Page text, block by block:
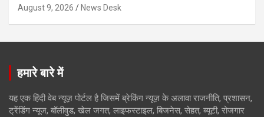
August 9, 2026 News Desk
हमारे बारे में
यह एक हिंदी वेब न्यूज़ पोर्टल है जिसमें ब्रेकिंग न्यूज़ के अलावा राजनीति, प्रशासन,
ट्रेंडिंग न्यूज, बॉलीवुड, खेल जगत, लाइफस्टाइल, बिजनेस, सेहत, ब्यूटी, रोजगार